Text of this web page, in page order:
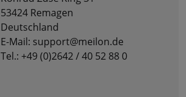
53424 Remagen
Deutschland
E-Mail: support@meilon.de
Tel.: +49 (0)2642 / 40 52 88 0